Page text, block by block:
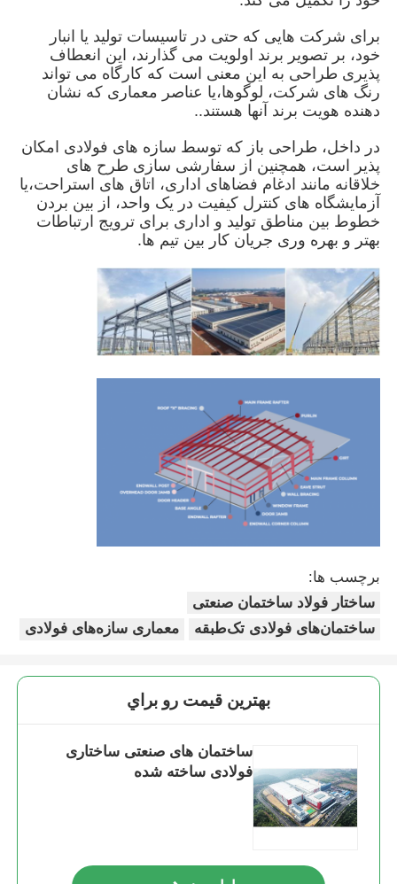
دربارهی ما
کارخانه تور
کنترل کیفیت
تماس با ما
اخبار
همه موارد
ساخت سازه فولادی
کارگاه سازه های فولادی
ساختمان فولادی
دفتر سازه فولادی
برای شرکت هایی که حتی در تاسیسات تولید یا انبار
خود، بر تصویر برند اولویت می گذارند، این انعطاف
پذیری طراحی به این معنی است که کارگاه می تواند
رنگ های شرکت، لوگوها،یا عناصر معماری که نشان
دهنده هویت برند آنها هستند..
در داخل، طراحی باز که توسط سازه های فولادی امکان
پذیر است، همچنین از سفارشی سازی طرح های
خلاقانه مانند ادغام فضاهای اداری، اتاق های استراحت،یا
آزمایشگاه های کنترل کیفیت در یک واحد، از بین بردن
خطوط بین مناطق تولید و اداری برای ترویج ارتباطات
بهتر و بهره وری جریان کار بین تیم ها.
برچسب ها:
ساختار فولاد ساختمان صنعتی
ساختمان‌های فولادی تک‌طبقه
معماری سازه‌های فولادی
بهترين قيمت رو براي
ساختمان های صنعتی ساختاری
فولادی ساخته شده